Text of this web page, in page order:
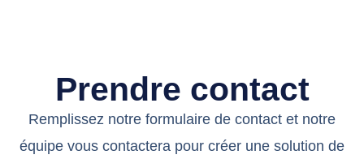
Prendre contact
Remplissez notre formulaire de contact et notre
équipe vous contactera pour créer une solution de